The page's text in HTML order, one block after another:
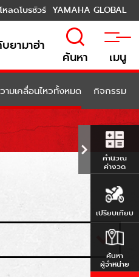
หลดโบรชัวร์ YAMAHA GLOBAL
ยามาฮ่า
ค้นหา เมนู
ามเคลื่อนไหวทั้งหมด กิจกรรม
คำนวณ
ค่างวด
เปรียบเทียบ
ค้นหา
ผู้จำหน่าย